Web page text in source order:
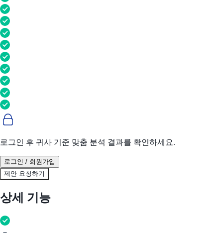
로그인 후 귀사 기준 맞춤 분석 결과를 확인하세요.
로그인 / 회원가입
제안 요청하기
상세 기능